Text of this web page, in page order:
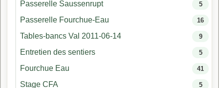
Passerelle Saussenrupt 5
Passerelle Fourchue-Eau 16
Tables-bancs Val 2011-06-14 9
Entretien des sentiers 5
Fourchue Eau 41
Stage CFA 5